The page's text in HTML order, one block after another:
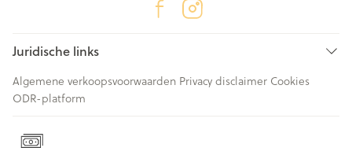
Juridische links
Algemene verkoopsvoorwaarden Privacy disclaimer Cookies
ODR-platform